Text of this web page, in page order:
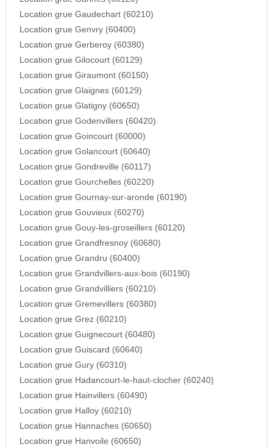
Location grue Gaudechart (60210)
Location grue Genvry (60400)
Location grue Gerberoy (60380)
Location grue Gilocourt (60129)
Location grue Giraumont (60150)
Location grue Glaignes (60129)
Location grue Glatigny (60650)
Location grue Godenvillers (60420)
Location grue Goincourt (60000)
Location grue Golancourt (60640)
Location grue Gondreville (60117)
Location grue Gourchelles (60220)
Location grue Gournay-sur-aronde (60190)
Location grue Gouvieux (60270)
Location grue Gouy-les-groseillers (60120)
Location grue Grandfresnoy (60680)
Location grue Grandru (60400)
Location grue Grandvillers-aux-bois (60190)
Location grue Grandvilliers (60210)
Location grue Gremevillers (60380)
Location grue Grez (60210)
Location grue Guignecourt (60480)
Location grue Guiscard (60640)
Location grue Gury (60310)
Location grue Hadancourt-le-haut-clocher (60240)
Location grue Hainvillers (60490)
Location grue Halloy (60210)
Location grue Hannaches (60650)
Location grue Hanvoile (60650)